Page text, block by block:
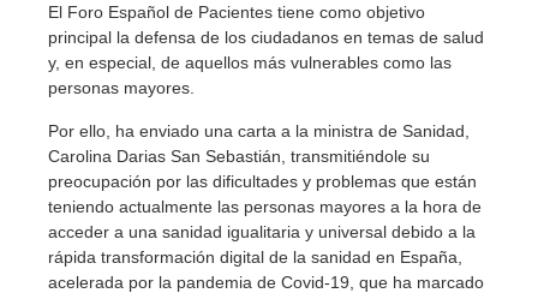
El Foro Español de Pacientes tiene como objetivo
principal la defensa de los ciudadanos en temas de salud
y, en especial, de aquellos más vulnerables como las
personas mayores.
Por ello, ha enviado una carta a la ministra de Sanidad,
Carolina Darias San Sebastián, transmitiéndole su
preocupación por las dificultades y problemas que están
teniendo actualmente las personas mayores a la hora de
acceder a una sanidad igualitaria y universal debido a la
rápida transformación digital de la sanidad en España,
acelerada por la pandemia de Covid-19, que ha marcado